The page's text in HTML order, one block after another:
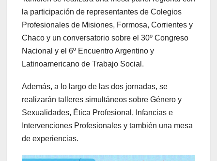
la participación de representantes de Colegios
Profesionales de Misiones, Formosa, Corrientes y
Chaco y un conversatorio sobre el 30º Congreso
Nacional y el 6º Encuentro Argentino y
Latinoamericano de Trabajo Social.
Además, a lo largo de las dos jornadas, se
realizarán talleres simultáneos sobre Género y
Sexualidades, Ética Profesional, Infancias e
Intervenciones Profesionales y también una mesa
de experiencias.